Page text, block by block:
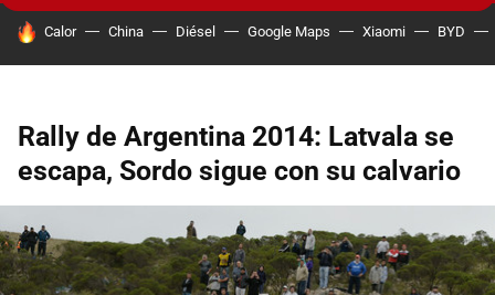
HOY SE HABLA DE
Calor China Diésel Google Maps Xiaomi BYD
Rally de Argentina 2014: Latvala se
escapa, Sordo sigue con su calvario